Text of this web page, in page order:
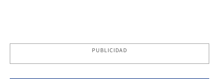
PUBLICIDAD